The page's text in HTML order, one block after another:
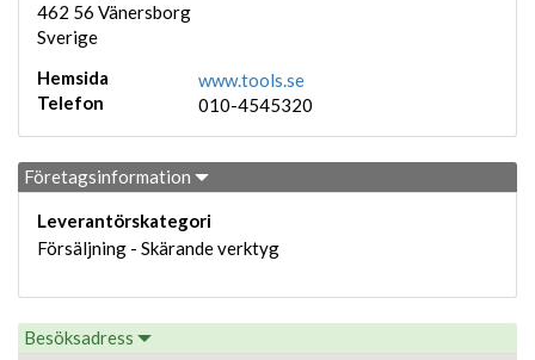
462 56 Vänersborg
Sverige
Hemsida
www.tools.se
Telefon
010-4545320
Företagsinformation
Leverantörskategori
Försäljning - Skärande verktyg
Besöksadress